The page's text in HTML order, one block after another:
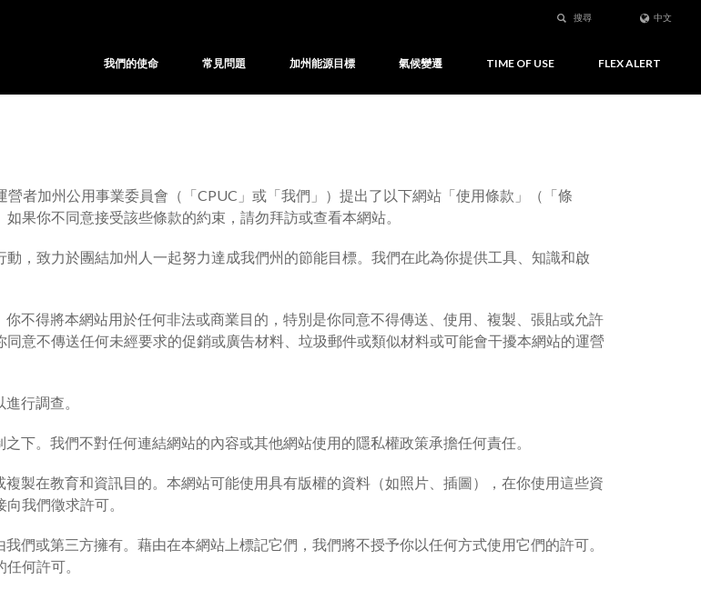
搜尋 中文
我們的使命 常見問題 加州能源目標 氣候變遷 TIME OF USE FLEX ALERT
營者加州公用事業委員會（「CPUC」或「我們」）提出了以下網站「使用條款」（「條
果你不同意接受該些條款的約束，請勿拜訪或查看本網站。
，致力於團結加州人一起努力達成我們州的節能目標。我們在此為你提供工具、知識和啟
不得將本網站用於任何非法或商業目的，特別是你同意不得傳送、使用、複製、張貼或允許
意不傳送任何未經要求的促銷或廣告材料、垃圾郵件或類似材料或可能會干擾本網站的運營
行調查。
下。我們不對任何連結網站的內容或其他網站使用的隱私權政策承擔任何責任。
製在教育和資訊目的。本網站可能使用具有版權的資料（如照片、插圖），在你使用這些資
我們徵求許可。
們或第三方擁有。藉由在本網站上標記它們，我們將不授予你以任何方式使用它們的許可。
何許可。